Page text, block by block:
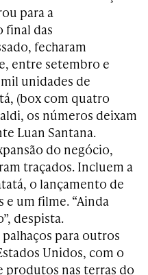
para a
final das
fecharam
entre setembro e
unidades de
(box com quatro
os números deixam
Luan Santana.
do negócio,
traçados. Incluem a
o lançamento de
e um filme. “Ainda
despista.
para outros
Unidos, com o
produtos nas terras do